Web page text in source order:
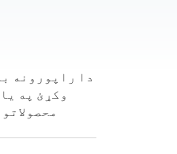
دا راپورونه
وکړئ په